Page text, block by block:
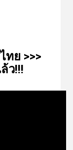
ทย​ >>>
ว!!!